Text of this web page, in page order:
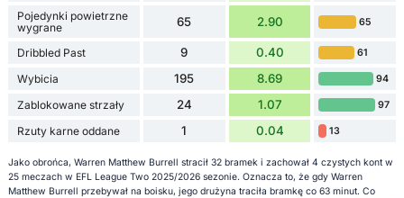
Pojedynki powietrzne
wygrane
65 2.90 65
Dribbled Past 9 0.40 61
Wybicia 195 8.69 94
Zablokowane strzały 24 1.07 97
Rzuty karne oddane 1 0.04 13
Jako obrońca, Warren Matthew Burrell stracił 32 bramek i zachował 4 czystych kont w
25 meczach w EFL League Two 2025/2026 sezonie. Oznacza to, że gdy Warren
Matthew Burrell przebywał na boisku, jego drużyna traciła bramkę co 63 minut. Co